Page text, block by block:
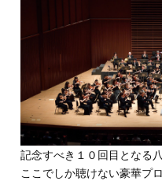
記念すべき１０回目となる
ここでしか聴けない豪華プ